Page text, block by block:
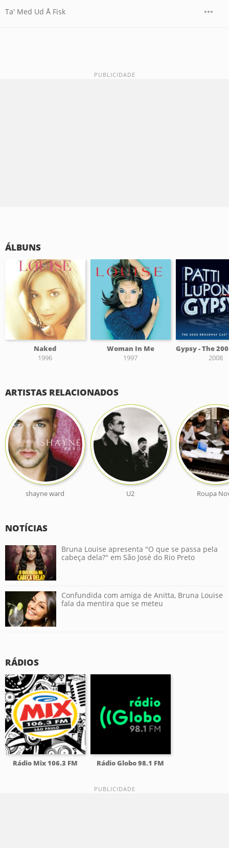
Ta' Med Ud Å Fisk
ÁLBUNS
Naked
1996
Woman In Me
1997
2008
ARTISTAS RELACIONADOS
shayne ward U2 Roupa
NOTÍCIAS
Bruna Louise apresenta "O que se passa pela
cabeça dela?" em São José do Rio Preto
Confundida com amiga de Anitta, Bruna Louise
fala da mentira que se meteu
RÁDIOS
Rádio Mix 106.3 FM Rádio Globo 98.1 FM